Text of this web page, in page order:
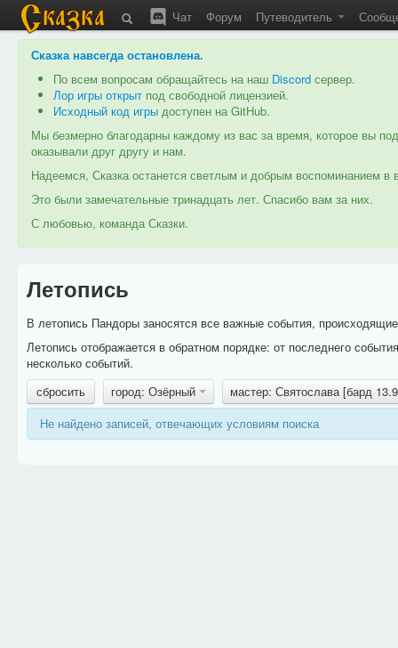
Чат Форум Путеводитель
Сказка навсегда остановлена.
По всем вопросам обращайтесь на наш Discord сервер.
Лор игры открыт под свободной лицензией.
Исходный код игры доступен на GitHub.
Мы безмерно благодарны каждому из вас за время, которое вы
оказывали друг другу и нам.
Надеемся, Сказка останется светлым и добрым воспоминанием
Это были замечательные тринадцать лет. Спасибо вам за них.
С любовью, команда Сказки.
Летопись
В летопись Пандоры заносятся все важные события,
Летопись отображается в обратном порядке: от последнего
несколько событий.
сбросить
город: Озёрный
мастер: Святослава [бард
Не найдено записей, отвечающих условиям поиска